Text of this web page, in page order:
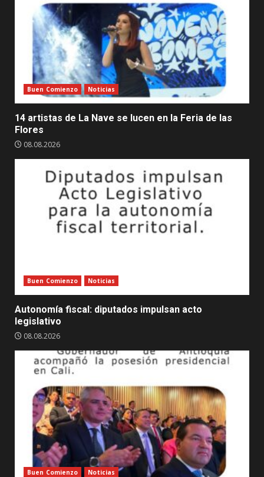
acompañamiento
integral
a
las
306
familias
afectadas
en
Cruz,
sector
El
Sinaí
Buen Comienzo Noticias
14 artistas de La Nave se lucen en la Feria de las
Flores
08.08.2026
Buen Comienzo Noticias
Autonomía fiscal: diputados impulsan acto
legislativo
08.08.2026
Buen Comienzo Noticias